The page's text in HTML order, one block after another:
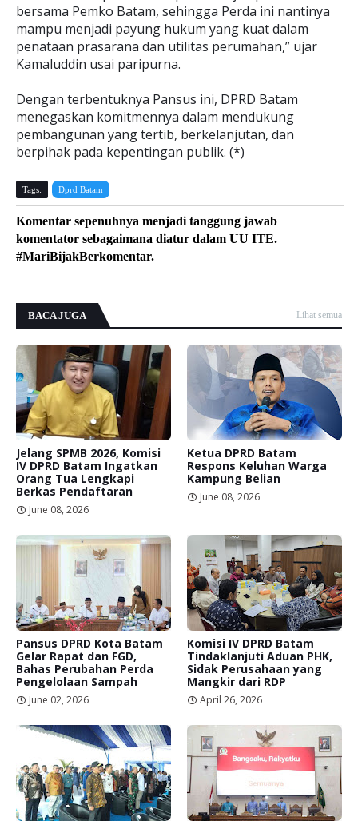
bersama Pemko Batam, sehingga Perda ini nantinya
mampu menjadi payung hukum yang kuat dalam
penataan prasarana dan utilitas perumahan,” ujar
Kamaluddin usai paripurna.
Dengan terbentuknya Pansus ini, DPRD Batam
menegaskan komitmennya dalam mendukung
pembangunan yang tertib, berkelanjutan, dan
berpihak pada kepentingan publik. (*)
Tags: Dprd Batam
Komentar sepenuhnya menjadi tanggung jawab
komentator sebagaimana diatur dalam UU ITE.
#MariBijakBerkomentar.
BACA JUGA Lihat semua
Jelang SPMB 2026, Komisi
IV DPRD Batam Ingatkan
Orang Tua Lengkapi
Berkas Pendaftaran
June 08, 2026
Ketua DPRD Batam
Respons Keluhan Warga
Kampung Belian
June 08, 2026
Pansus DPRD Kota Batam
Gelar Rapat dan FGD,
Bahas Perubahan Perda
Pengelolaan Sampah
June 02, 2026
Komisi IV DPRD Batam
Tindaklanjuti Aduan PHK,
Sidak Perusahaan yang
Mangkir dari RDP
April 26, 2026